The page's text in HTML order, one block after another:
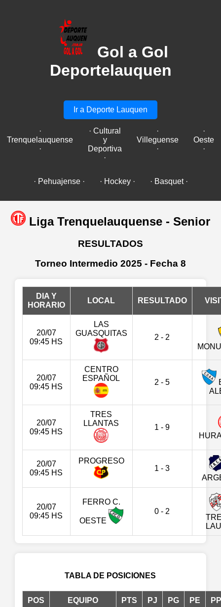
Gol a Gol
Deportelauquen
Ir a Deporte Lauquen
·
Trenquelauquense
·
· Cultural
y
Deportiva
·
·
Villeguense
·
·
Oeste
·
· Pehuajense · · Hockey · · Basquet ·
Liga Trenquelauquense - Senior
RESULTADOS
Torneo Intermedio 2025 - Fecha 8
DIA Y
HORARIO
LOCAL RESULTADO
20/07
09:45 HS
LAS
GUASQUITAS
2 - 2
20/07
09:45 HS
CENTRO
ESPAÑOL
2 - 5
20/07
09:45 HS
TRES
LLANTAS
1 - 9
20/07
09:45 HS
PROGRESO
1 - 3
20/07
09:45 HS
FERRO C.
OESTE
0 - 2
TABLA DE POSICIONES
POS EQUIPO PTS PJ PG PE PP